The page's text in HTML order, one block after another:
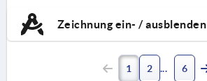
Zeichnung ein- / ausblenden
1 2 6